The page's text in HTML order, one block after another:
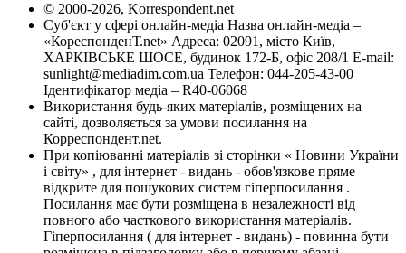
© 2000-2026, Korrespondent.net
Суб'єкт у сфері онлайн-медіа Назва онлайн-медіа –
«КореспонденТ.net» Адреса: 02091, місто Київ,
ХАРКІВСЬКЕ ШОСЕ, будинок 172-Б, офіс 208/1 E-mail:
sunlight@mediadim.com.ua Телефон: 044-205-43-00
Ідентифікатор медіа – R40-06068
Використання будь-яких матеріалів, розміщених на
сайті, дозволяється за умови посилання на
Корреспондент.net.
При копіюванні матеріалів зі сторінки « Новини України
і світу» , для інтернет - видань - обов'язкове пряме
відкрите для пошукових систем гіперпосилання .
Посилання має бути розміщена в незалежності від
повного або часткового використання матеріалів.
Гіперпосилання ( для інтернет - видань) - повинна бути